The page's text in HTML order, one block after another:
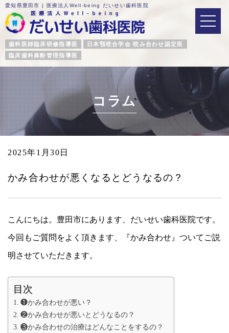
愛知県豊田市 | 医療法人Well-being だいせい歯科医院
歯科医師臨床研修指導医
日本顎咬合学会 咬み合わせ認定医
臨床歯科麻酔管理指導医
コラム
2025年1月30日
かみ合わせが悪くなるとどうなるの？
こんにちは。豊田市にあります、だいせい歯科医院です。
今回もご質問をよく頂きます、『かみ合わせ』ついてご説
明させていただきます。
目次
❶かみ合わせが悪い？
❷かみ合わせが悪いとどうなるの？
❸かみ合わせの治療はどんなことをするの？